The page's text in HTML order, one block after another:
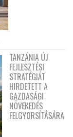
TANZÁNIA ÚJ
FEJLESZTÉSI
STRATÉGIÁT
HIRDETETT A
GAZDASÁGI
NÖVEKEDÉS
FELGYORSÍTÁSÁRA